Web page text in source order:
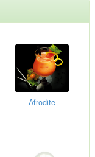
Afrodite